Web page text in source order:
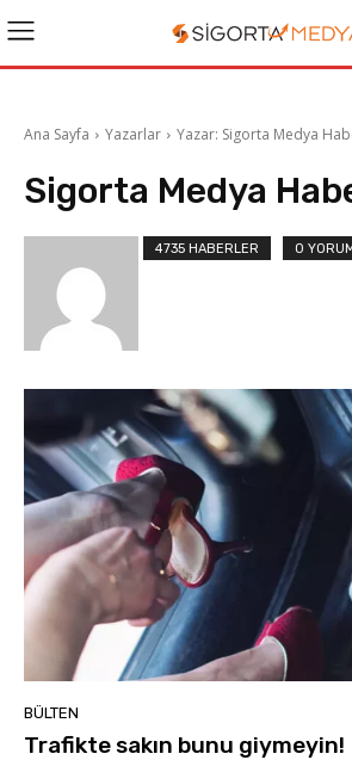
Ana Sayfa Yazarlar Yazar: Sigorta Medya
Sigorta Medya
4735 HABERLER 0
BÜLTEN
Trafikte sakın bunu giymeyin!